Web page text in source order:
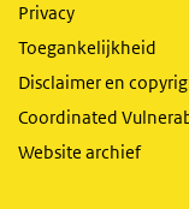
Privacy
Toegankelijkheid
Disclaimer en
Coordinated
Website archief